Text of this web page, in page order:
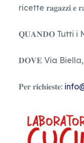
ricette 𝐫𝐚𝐠𝐚𝐳𝐳𝐢 𝐞
𝐐𝐔𝐀𝐍𝐃𝐎 Tutti i
𝐃𝐎𝐕𝐄 Via
𝐏𝐞𝐫 𝐫𝐢𝐜𝐡𝐢𝐞𝐬𝐭𝐞: